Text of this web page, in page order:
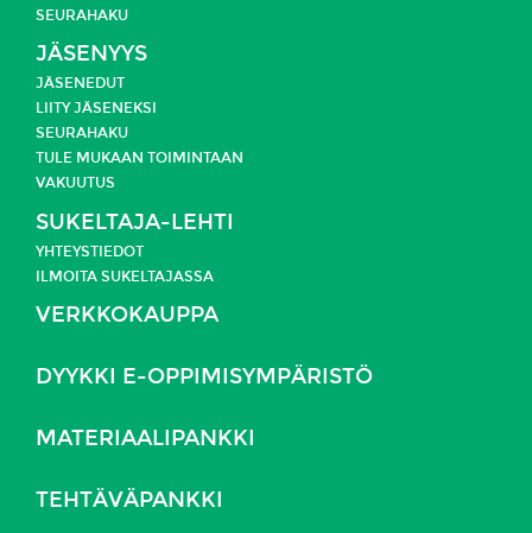
SEURAHAKU
JÄSENYYS
JÄSENEDUT
LIITY JÄSENEKSI
SEURAHAKU
TULE MUKAAN TOIMINTAAN
VAKUUTUS
SUKELTAJA-LEHTI
YHTEYSTIEDOT
ILMOITA SUKELTAJASSA
VERKKOKAUPPA
DYYKKI E-OPPIMISYMPÄRISTÖ
MATERIAALIPANKKI
TEHTÄVÄPANKKI